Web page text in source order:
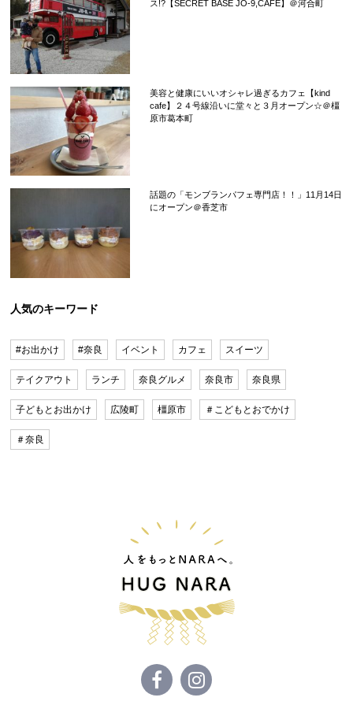
ス!?【SECRET BASE JO-9,CAFE】＠河合町
美容と健康にいいオシャレ過ぎるカフェ【kind
cafe】２４号線沿いに堂々と３月オープン☆＠橿
原市葛本町
話題の「モンブランパフェ専門店！！」11月14日
にオープン＠香芝市
人気のキーワード
#お出かけ #奈良 イベント カフェ スイーツ
テイクアウト ランチ 奈良グルメ 奈良市 奈良県
子どもとお出かけ 広陵町 橿原市 ＃こどもとおでかけ
＃奈良